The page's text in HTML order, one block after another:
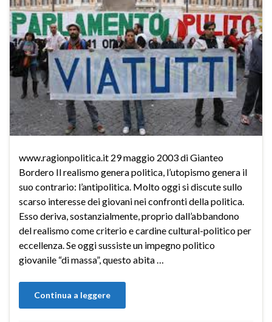
www.ragionpolitica.it 29 maggio 2003 di Gianteo
Bordero Il realismo genera politica, l’utopismo genera il
suo contrario: l’antipolitica. Molto oggi si discute sullo
scarso interesse dei giovani nei confronti della politica.
Esso deriva, sostanzialmente, proprio dall’abbandono
del realismo come criterio e cardine cultural-politico per
eccellenza. Se oggi sussiste un impegno politico
giovanile “di massa”, questo abita …
Continua a leggere